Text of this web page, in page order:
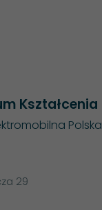
Kształcenia
Polska
29